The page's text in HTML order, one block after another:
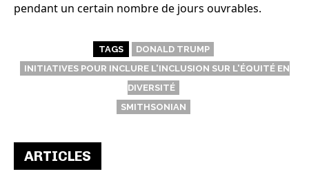
pendant un certain nombre de jours ouvrables.
TAGS
DONALD TRUMP
INITIATIVES POUR INCLURE L'INCLUSION SUR L'ÉQUITÉ EN
DIVERSITÉ
SMITHSONIAN
ARTICLES